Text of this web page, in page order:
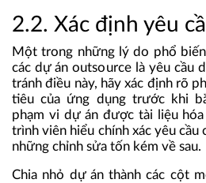
2.2. Xác định yêu
Một trong những lý do phổ
các dự án outsource là yêu cầu
tránh điều này, hãy xác định rõ
tiêu của ứng dụng trước khi
phạm vi dự án được tài liệu
trình viên hiểu chính xác yêu cầu
những chỉnh sửa tốn kém về sau.
Chia nhỏ dự án thành các cột